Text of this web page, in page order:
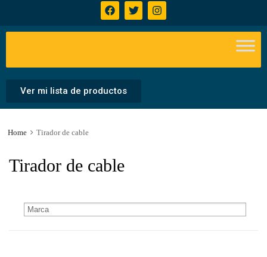
Ver mi lista de productos
Home Tirador de cable
Tirador de cable